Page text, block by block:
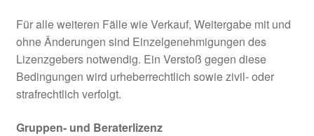
Für alle weiteren Fälle wie Verkauf, Weitergabe mit und
ohne Änderungen sind Einzelgenehmigungen des
Lizenzgebers notwendig. Ein Verstoß gegen diese
Bedingungen wird urheberrechtlich sowie zivil- oder
strafrechtlich verfolgt.
Gruppen- und Beraterlizenz